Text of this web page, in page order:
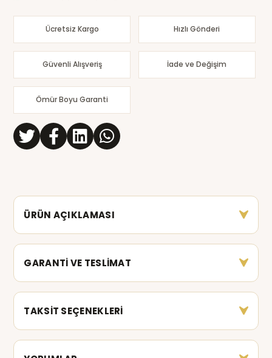
Ücretsiz Kargo Hızlı Gönderi
Güvenli Alışveriş İade ve Değişim
Ömür Boyu Garanti
ÜRÜN AÇIKLAMASI
GARANTİ VE TESLİMAT
TAKSİT SEÇENEKLERİ